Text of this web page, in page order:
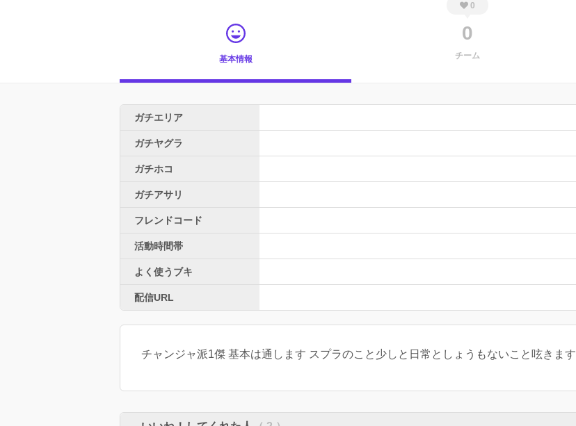
基本情報
0
0
チーム
ガチエリア
ガチヤグラ
ガチホコ
ガチアサリ
フレンドコード
活動時間帯
よく使うブキ
配信URL
チャンジャ派1傑 基本は通します スプラのこと少しと日常としょうもないこと呟きます